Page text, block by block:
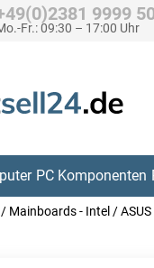
9999
Fr.: 09:30 – 17:00 Uhr
PC Komponenten
/ Mainboards - Intel /